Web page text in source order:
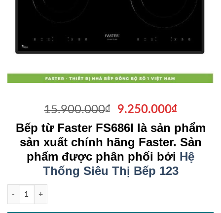
15.900.000₫
Giá
gốc
là:
15.900.000₫.
9.250.000₫Giá
hiện
tại
là:
Bếp từ Faster FS686I là sản phẩm
sản xuất chính hãng Faster. Sản
phẩm được phân phối bởi Hệ
Thống Siêu Thị Bếp 123
Bếp từ Faster FS686I số lượng